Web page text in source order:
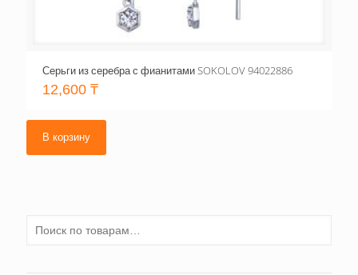
Серьги из серебра с фианитами SOKOLOV 94022886
12,600 ₸
В корзину